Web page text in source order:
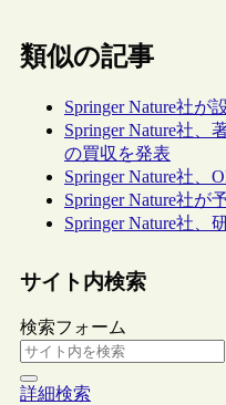
類似の記事
Springer Nature社が
Springer Nature社、
の買収を発表
Springer Nature社
Springer Nature社
Springer Nature社、
サイト内検索
検索フォーム
詳細検索